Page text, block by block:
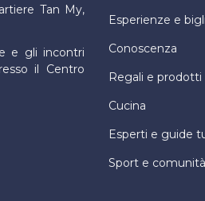
Tan My,
e gli incontri
il Centro
Esperienze e
Conoscenza
Regali e prodotti
Cucina
Esperti e guide
Sport e comunità